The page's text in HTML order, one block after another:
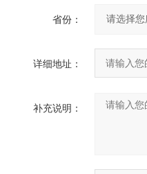
省份：
详细地址：
补充说明：